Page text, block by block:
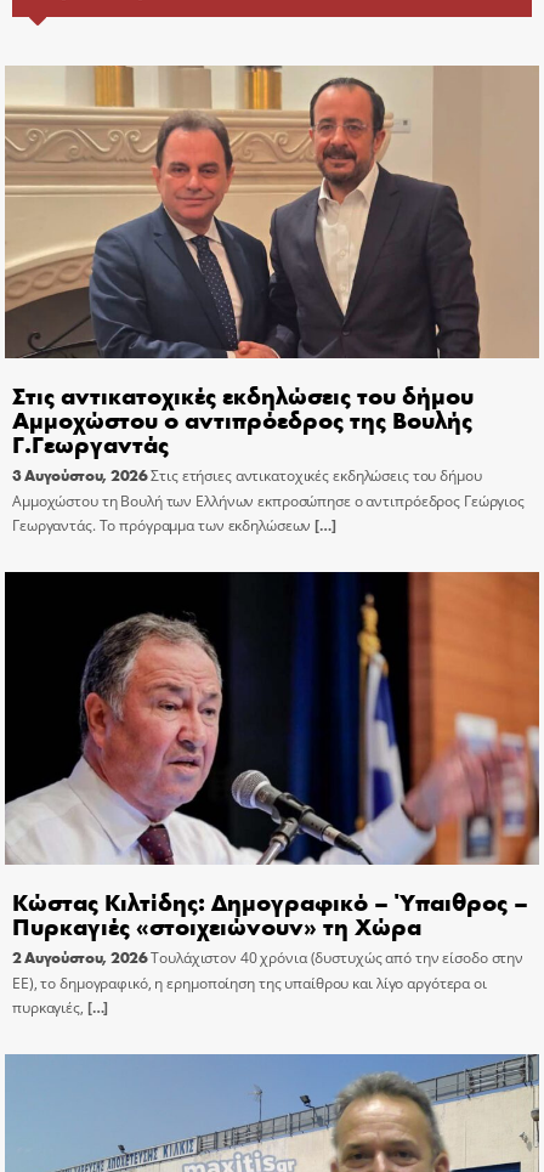
Στις αντικατοχικές εκδηλώσεις του δήμου
Αμμοχώστου ο αντιπρόεδρος της Βουλής
Γ.Γεωργαντάς
3 Αυγούστου, 2026Στις ετήσιες αντικατοχικές εκδηλώσεις του δήμου
Αμμοχώστου τη Βουλή των Ελλήνων εκπροσώπησε ο αντιπρόεδρος Γεώργιος
Γεωργαντάς. Το πρόγραμμα των εκδηλώσεων […]
Κώστας Κιλτίδης: Δημογραφικό – Ύπαιθρος –
Πυρκαγιές «στοιχειώνουν» τη Χώρα
2 Αυγούστου, 2026Τουλάχιστον 40 χρόνια (δυστυχώς από την είσοδο στην
ΕΕ), το δημογραφικό, η ερημοποίηση της υπαίθρου και λίγο αργότερα οι
πυρκαγιές, […]